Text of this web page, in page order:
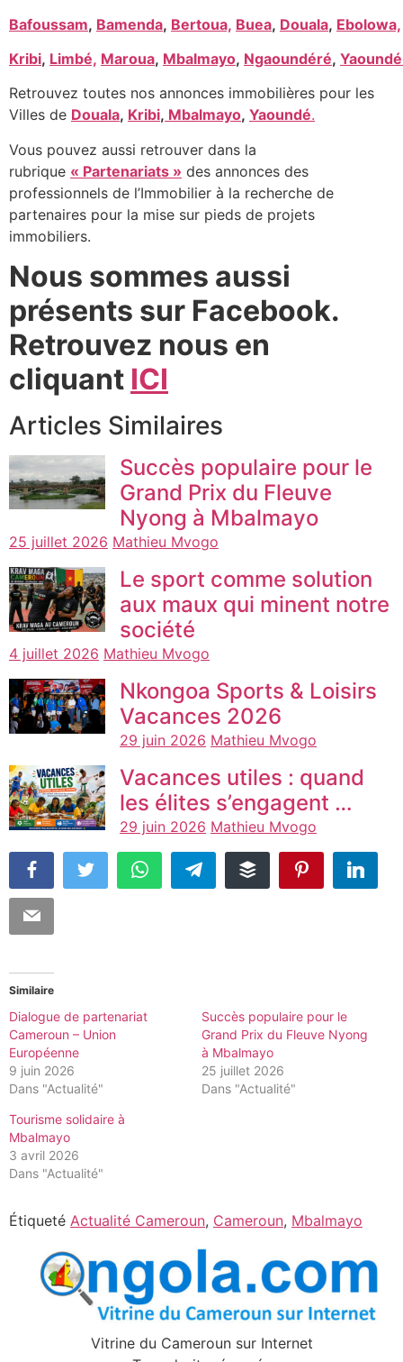
Bafoussam, Bamenda, Bertoua, Buea, Douala, Ebolowa,
Kribi, Limbé, Maroua, Mbalmayo, Ngaoundéré,
Retrouvez toutes nos annonces immobilières pour les
Villes de Douala, Kribi, Mbalmayo, Yaoundé.
Vous pouvez aussi retrouver dans la
rubrique « Partenariats » des annonces des
professionnels de l’Immobilier à la recherche de
partenaires pour la mise sur pieds de projets
immobiliers.
Nous sommes aussi
présents sur Facebook.
Retrouvez nous en
cliquant ICI
Articles Similaires
Succès populaire pour le
Grand Prix du Fleuve
Nyong à Mbalmayo
25 juillet 2026 Mathieu Mvogo
Le sport comme solution
aux maux qui minent notre
société
4 juillet 2026 Mathieu Mvogo
Nkongoa Sports & Loisirs
Vacances 2026
29 juin 2026 Mathieu Mvogo
Vacances utiles : quand
les élites s’engagent …
29 juin 2026 Mathieu Mvogo
Similaire
Dialogue de partenariat
Cameroun – Union
Européenne
9 juin 2026
Dans "Actualité"
Succès populaire pour le
Grand Prix du Fleuve Nyong
à Mbalmayo
25 juillet 2026
Dans "Actualité"
Tourisme solidaire à
Mbalmayo
3 avril 2026
Dans "Actualité"
Étiqueté Actualité Cameroun, Cameroun, Mbalmayo
Vitrine du Cameroun sur Internet